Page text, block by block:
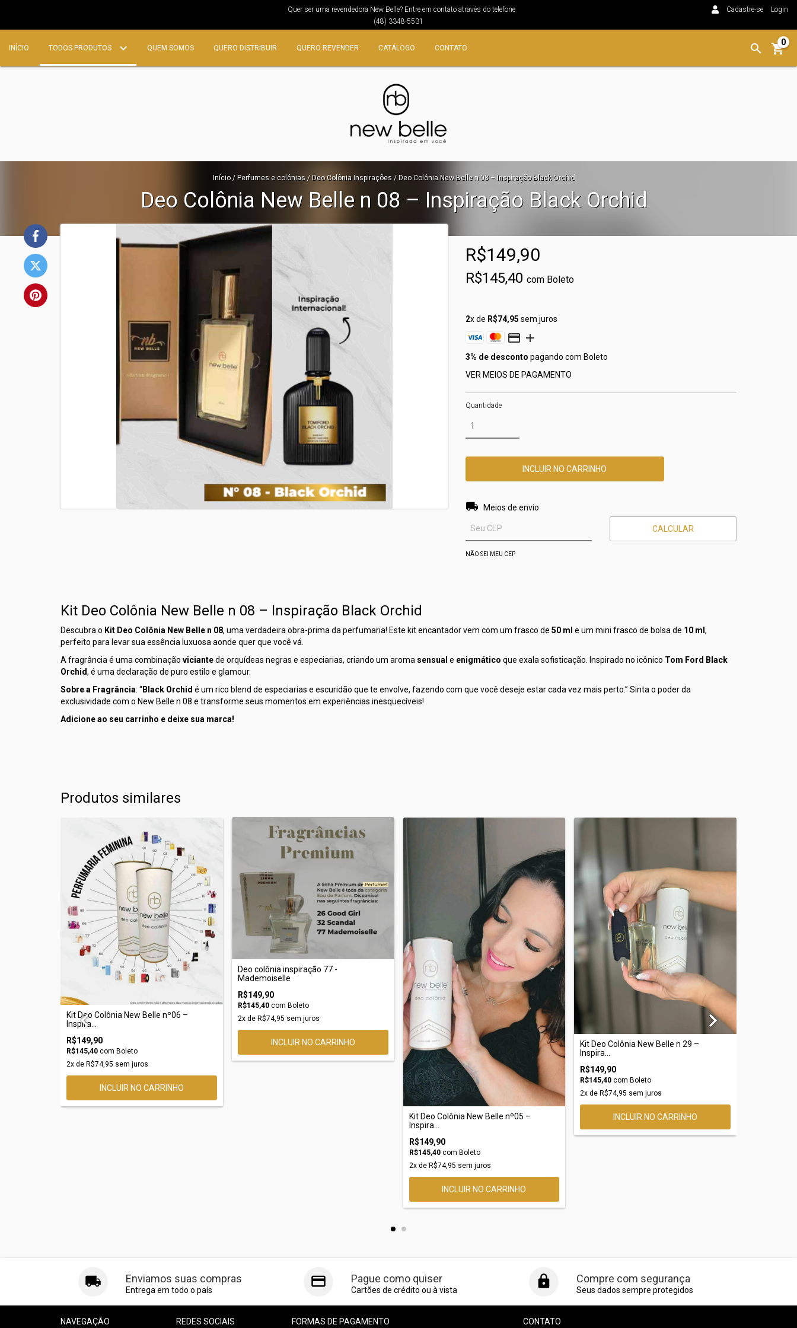
Quer ser uma revendedora New Belle? Entre em contato através do telefone
(48) 3348-5531
Cadastre-se Login
INÍCIO TODOS PRODUTOS QUEM SOMOS QUERO DISTRIBUIR QUERO REVENDER CATÁLOGO CONTATO
0
Início / Perfumes e colônias / Deo Colônia Inspirações / Deo Colônia New Belle n 08 – Inspiração Black Orchid
Deo Colônia New Belle n 08 – Inspiração Black Orchid
R$149,90
R$145,40 com Boleto
2x de R$74,95 sem juros
3% de desconto pagando com Boleto
VER MEIOS DE PAGAMENTO
Quantidade
Entregas para o CEP:
Meios de envio
CALCULAR
NÃO SEI MEU CEP
Kit Deo Colônia New Belle n 08 – Inspiração Black Orchid
Descubra o Kit Deo Colônia New Belle n 08, uma verdadeira obra-prima da perfumaria! Este kit encantador vem com um frasco de 50 ml e um mini frasco de bolsa de 10 ml ,
perfeito para levar sua essência luxuosa aonde quer que você vá.
A fragrância é uma combinação viciantede orquídeas negras e especiarias, criando um aroma sensual e enigmático que exala sofisticação. Inspirado no icônico Tom Ford Black
Orchid, é uma declaração de puro estilo e glamour.
Sobre a Fragrância: “Black Orchid é um rico blend de especiarias e escuridão que te envolve, fazendo com que você deseje estar cada vez mais perto.” Sinta o poder da
exclusividade com o New Belle n 08 e transforme seus momentos em experiências inesquecíveis!
Adicione ao seu carrinho e deixe sua marca!
Produtos similares
Kit Deo Colônia New Belle nº06 –
Inspira...
R$149,90
R$145,40 com Boleto
2x de R$74,95 sem juros
Deo colônia inspiração 77 -
Mademoiselle
R$149,90
R$145,40 com Boleto
2x de R$74,95 sem juros
Kit Deo Colônia New Belle nº05 –
Inspira...
R$149,90
R$145,40 com Boleto
2x de R$74,95 sem juros
Kit Deo Colônia New Belle n 29 –
Inspira...
R$149,90
R$145,40com Boleto
2x de R$74,95 sem juros
Enviamos suas compras
Entrega em todo o país
Pague como quiser
Cartões de crédito ou à vista
Compre com segurança
Seus dados sempre protegidos
NAVEGAÇÃO REDES SOCIAIS FORMAS DE PAGAMENTO CONTATO